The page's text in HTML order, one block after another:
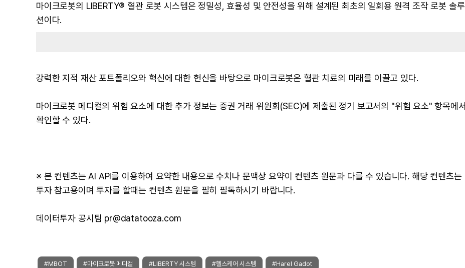
마이크로봇의 LIBERTY® 혈관 로봇 시스템은 정밀성, 효율성 및 안전성을 위해 설계된 최초의 일회용 원격 조작 로봇 솔루
션이다.
강력한 지적 재산 포트폴리오와 혁신에 대한 헌신을 바탕으로 마이크로봇은 혈관 치료의 미래를 이끌고 있다.
마이크로봇 메디컬의 위험 요소에 대한 추가 정보는 증권 거래 위원회(SEC)에 제출된 정기 보고서의 "위험 요소" 항목에서
확인할 수 있다.
※ 본 컨텐츠는 AI API를 이용하여 요약한 내용으로 수치나 문맥상 요약이 컨텐츠 원문과 다를 수 있습니다. 해당 컨텐츠는
투자 참고용이며 투자를 할때는 컨텐츠 원문을 필히 필독하시기 바랍니다.
데이터투자 공시팀 pr@datatooza.com
#MBOT #마이크로봇 메디컬 #LIBERTY 시스템 #헬스케어 시스템 #Harel Gadot